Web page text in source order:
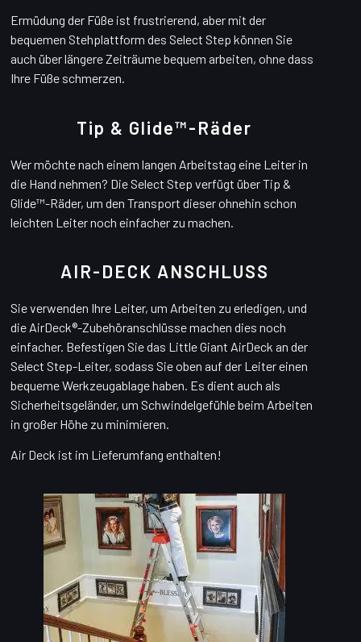
Ermüdung der Füße ist frustrierend, aber mit der
bequemen Stehplattform des Select Step können Sie
auch über längere Zeiträume bequem arbeiten, ohne dass
Ihre Füße schmerzen.
Tip & Glide™-Räder
Wer möchte nach einem langen Arbeitstag eine Leiter in
die Hand nehmen? Die Select Step verfügt über Tip &
Glide™-Räder, um den Transport dieser ohnehin schon
leichten Leiter noch einfacher zu machen.
AIR-DECK ANSCHLUSS
Sie verwenden Ihre Leiter, um Arbeiten zu erledigen, und
die AirDeck®-Zubehöranschlüsse machen dies noch
einfacher. Befestigen Sie das Little Giant AirDeck an der
Select Step-Leiter, sodass Sie oben auf der Leiter einen
bequeme Werkzeugablage haben. Es dient auch als
Sicherheitsgeländer, um Schwindelgefühle beim Arbeiten
in großer Höhe zu minimieren.
Air Deck ist im Lieferumfang enthalten!